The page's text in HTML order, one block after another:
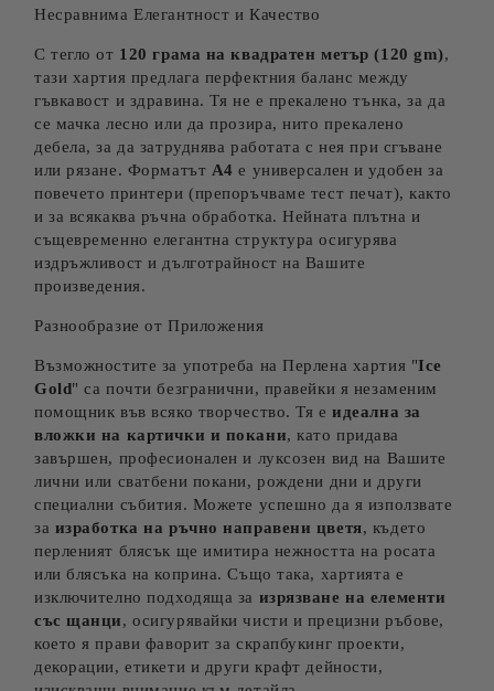
Несравнима Елегантност и Качество
С тегло от 120 грама на квадратен метър (120 gm),
тази хартия предлага перфектния баланс между
гъвкавост и здравина. Тя не е прекалено тънка, за да
се мачка лесно или да прозира, нито прекалено
дебела, за да затруднява работата с нея при сгъване
или рязане. Форматът А4 е универсален и удобен за
повечето принтери (препоръчваме тест печат), както
и за всякаква ръчна обработка. Нейната плътна и
същевременно елегантна структура осигурява
издръжливост и дълготрайност на Вашите
произведения.
Разнообразие от Приложения
Възможностите за употреба на Перлена хартия "Ice
Gold" са почти безгранични, правейки я незаменим
помощник във всяко творчество. Тя еидеална за
вложки на картички и покани, като придава
завършен, професионален и луксозен вид на Вашите
лични или сватбени покани, рождени дни и други
специални събития. Можете успешно да я използвате
за изработка на ръчно направени цветя, където
перленият блясък ще имитира нежността на росата
или блясъка на коприна. Също така, хартията е
изключително подходяща за изрязване на елементи
със щанци, осигурявайки чисти и прецизни ръбове,
което я прави фаворит за скрапбукинг проекти,
декорации, етикети и други крафт дейности,